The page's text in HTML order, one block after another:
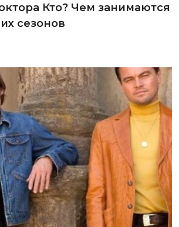
Кто? Чем занимаются
сезонов